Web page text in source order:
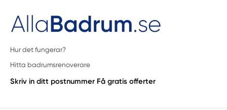
Hur det fungerar?
Hitta badrumsrenoverare
Skriv in ditt postnummer Få gratis offerter